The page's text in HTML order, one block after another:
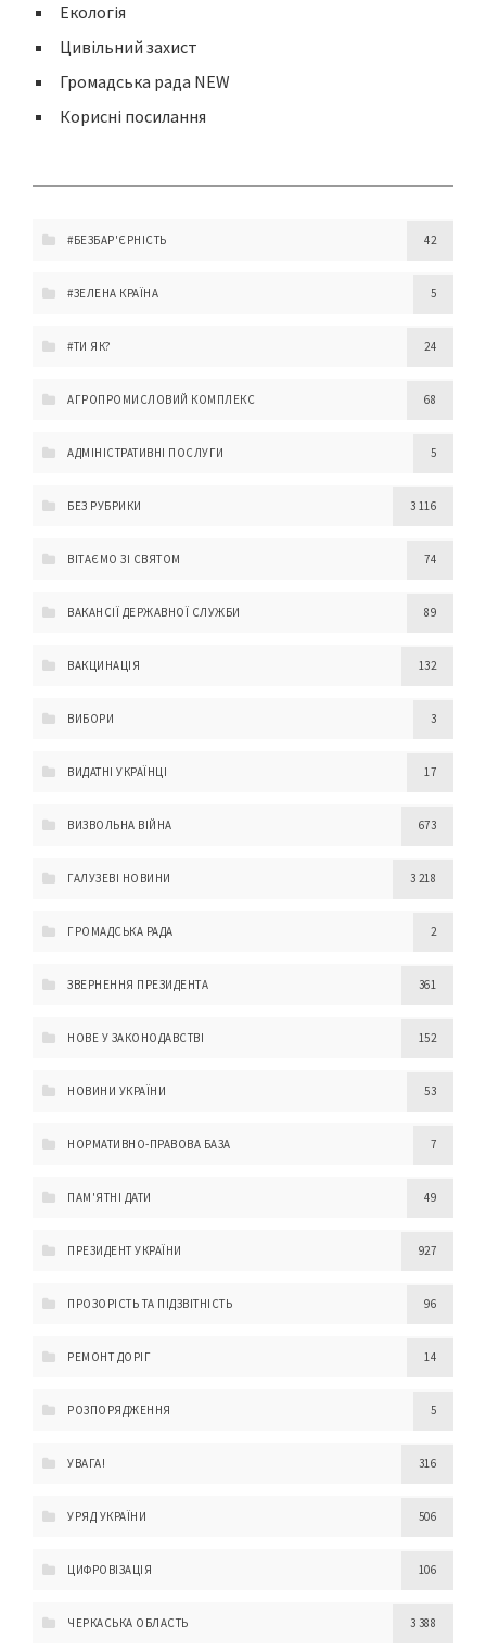
Екологія
Цивільний захист
Громадська рада NEW
Корисні посилання
#БЕЗБАР'ЄРНІСТЬ 42
#ЗЕЛЕНА КРАЇНА 5
#ТИ ЯК? 24
АГРОПРОМИСЛОВИЙ КОМПЛЕКС 68
АДМІНІСТРАТИВНІ ПОСЛУГИ 5
БЕЗ РУБРИКИ 3 116
ВІТАЄМО ЗІ СВЯТОМ 74
ВАКАНСІЇ ДЕРЖАВНОЇ СЛУЖБИ 89
ВАКЦИНАЦІЯ 132
ВИБОРИ 3
ВИДАТНІ УКРАЇНЦІ 17
ВИЗВОЛЬНА ВІЙНА 673
ГАЛУЗЕВІ НОВИНИ 3 218
ГРОМАДСЬКА РАДА 2
ЗВЕРНЕННЯ ПРЕЗИДЕНТА 361
НОВЕ У ЗАКОНОДАВСТВІ 152
НОВИНИ УКРАЇНИ 53
НОРМАТИВНО-ПРАВОВА БАЗА 7
ПАМ'ЯТНІ ДАТИ 49
ПРЕЗИДЕНТ УКРАЇНИ 927
ПРОЗОРІСТЬ ТА ПІДЗВІТНІСТЬ 96
РЕМОНТ ДОРІГ 14
РОЗПОРЯДЖЕННЯ 5
УВАГА! 316
УРЯД УКРАЇНИ 506
ЦИФРОВІЗАЦІЯ 106
ЧЕРКАСЬКА ОБЛАСТЬ 3 388